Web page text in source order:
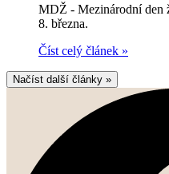
MDŽ - Mezinárodní den
8. března.
Číst celý článek »
Načíst další články »